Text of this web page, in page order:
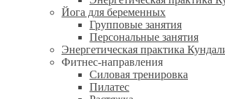
Йога для беременных
Групповые занятия
Персональные занятия
Энергетическая практика
Фитнес-направления
Силовая тренировка
Пилатес